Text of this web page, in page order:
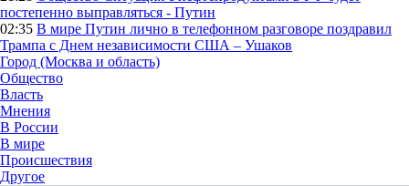
постепенно выправляться - Путин
02:35 В мире Путин лично в телефонном разговоре поздравил
Трампа с Днем независимости США – Ушаков
Город (Москва и область)
Общество
Власть
Мнения
В России
В мире
Происшествия
Другое